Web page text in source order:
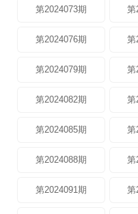
第2024073期 第
第2024076期 第
第2024079期 第
第2024082期 第
第2024085期 第
第2024088期 第
第2024091期 第